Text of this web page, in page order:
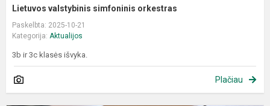
Lietuvos valstybinis simfoninis orkestras
Paskelbta: 2025-10-21
Kategorija: Aktualijos
3b ir 3c klasės išvyka.
Plačiau